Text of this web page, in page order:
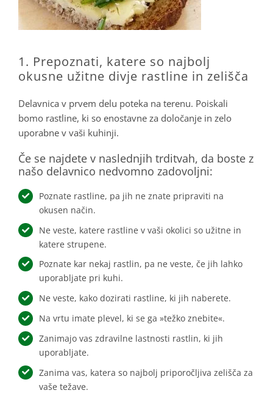
1. Prepoznati, katere so najbolj
okusne užitne divje rastline in zelišča
Delavnica v prvem delu poteka na terenu. Poiskali
bomo rastline, ki so enostavne za določanje in zelo
uporabne v vaši kuhinji.
Če se najdete v naslednjih trditvah, da boste z
našo delavnico nedvomno zadovoljni:
Poznate rastline, pa jih ne znate pripraviti na
okusen način.
Ne veste, katere rastline v vaši okolici so užitne in
katere strupene.
Poznate kar nekaj rastlin, pa ne veste, če jih lahko
uporabljate pri kuhi.
Ne veste, kako dozirati rastline, ki jih naberete.
Na vrtu imate plevel, ki se ga »težko znebite«.
Zanimajo vas zdravilne lastnosti rastlin, ki jih
uporabljate.
Zanima vas, katera so najbolj priporočljiva zelišča za
vaše težave.